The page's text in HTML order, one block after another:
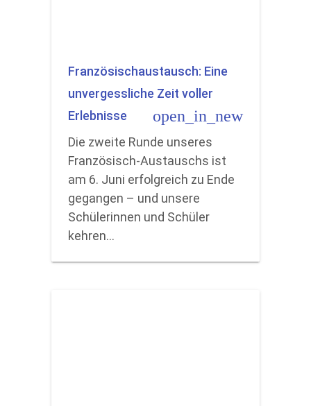
Französischaustausch: Eine
unvergessliche Zeit voller
Erlebnisse
open_in_new
Die zweite Runde unseres
Französisch-Austauschs ist
am 6. Juni erfolgreich zu Ende
gegangen – und unsere
Schülerinnen und Schüler
kehren…